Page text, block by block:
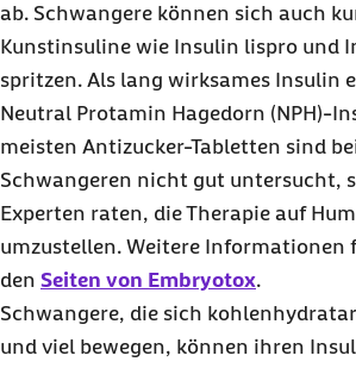
ab. Schwangere können sich auch
Kunstinsuline wie Insulin lispro und
spritzen. Als lang wirksames Insulin
Neutral Protamin Hagedorn (NPH)-
meisten Antizucker-Tabletten sind
Schwangeren nicht gut untersucht,
Experten raten, die Therapie auf
umzustellen. Weitere Informationen
den Seiten von Embryotox.
Schwangere, die sich
und viel bewegen, können ihren